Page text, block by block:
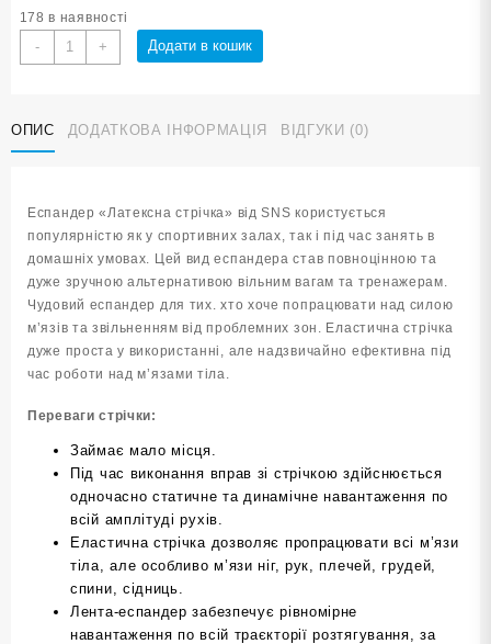
178 в наявності
-
Еспандер
латексна
heavy
1515-
+ Додати в кошик
ОПИС ДОДАТКОВА ІНФОРМАЦІЯ ВІДГУКИ (0)
Еспандер «Латексна стрічка» від SNS користується
популярністю як у спортивних залах, так і під час занять в
домашніх умовах. Цей вид еспандера став повноцінною та
дуже зручною альтернативою вільним вагам та тренажерам.
Чудовий еспандер для тих. хто хоче попрацювати над силою
м’язів та звільненням від проблемних зон. Еластична стрічка
дуже проста у використанні, але надзвичайно ефективна під
час роботи над м’язами тіла.
Переваги стрічки:
Займає мало місця.
Під час виконання вправ зі стрічкою здійснюється
одночасно статичне та динамічне навантаження по
всій амплітуді рухів.
Еластична стрічка дозволяє пропрацювати всі м’язи
тіла, але особливо м’язи ніг, рук, плечей, грудей,
спини, сідниць.
Лента-еспандер забезпечує рівномірне
навантаження по всій траєкторії розтягування, за